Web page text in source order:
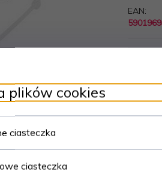
EAN:
plików cookies
ciasteczka
ciasteczka